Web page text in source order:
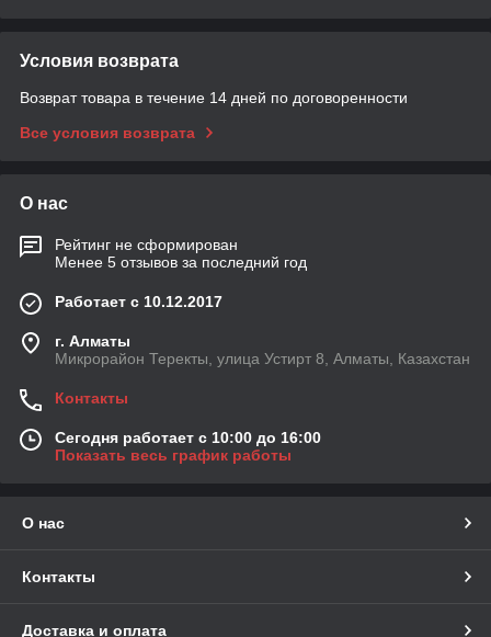
Условия возврата
Возврат товара в течение 14 дней по договоренности
Все условия возврата
О нас
Рейтинг не сформирован
Менее 5 отзывов за последний год
Работает с 10.12.2017
г. Алматы
Микрорайон Теректы, улица Устирт 8, Алматы, Казахстан
Контакты
Сегодня работает с 10:00 до 16:00
Показать весь график работы
О нас
Контакты
Доставка и оплата